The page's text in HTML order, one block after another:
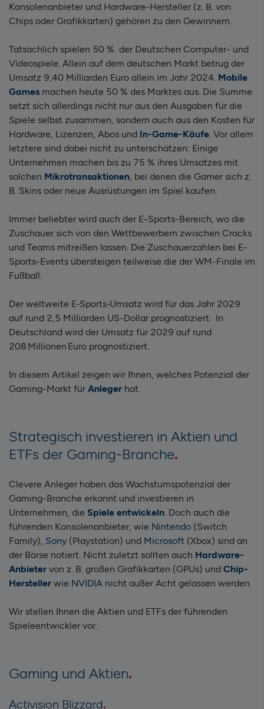
Konsolenanbieter und Hardware-Hersteller (z. B. von
Chips oder Grafikkarten) gehören zu den Gewinnern.
Tatsächlich spielen 50 % der Deutschen Computer- und
Videospiele. Allein auf dem deutschen Markt betrug der
Umsatz 9,40 Milliarden Euro allein im Jahr 2024. Mobile
Games machen heute 50 % des Marktes aus. Die Summe
setzt sich allerdings nicht nur aus den Ausgaben für die
Spiele selbst zusammen, sondern auch aus den Kosten für
Hardware, Lizenzen, Abos und In-Game-Käufe . Vor allem
letztere sind dabei nicht zu unterschätzen: Einige
Unternehmen machen bis zu 75 % ihres Umsatzes mit
solchen Mikrotransaktionen , bei denen die Gamer sich z.
B. Skins oder neue Ausrüstungen im Spiel kaufen.
Immer beliebter wird auch der E-Sports-Bereich, wo die
Zuschauer sich von den Wettbewerbern zwischen Cracks
und Teams mitreißen lassen. Die Zuschauerzahlen bei E-
Sports-Events übersteigen teilweise die der WM-Finale im
Fußball.
Der weltweite E‑Sports‑Umsatz wird für das Jahr 2029
auf rund 2,5 Milliarden US-Dollar prognostiziert. In
Deutschland wird der Umsatz für 2029 auf rund
208 Millionen Euro prognostiziert.
In diesem Artikel zeigen wir Ihnen, welches Potenzial der
Gaming-Markt für Anleger hat.
Strategisch investieren in Aktien und
ETFs der Gaming-Branche
Clevere Anleger haben das Wachstumspotenzial der
Gaming-Branche erkannt und investieren in
Unternehmen, die Spiele entwickeln . Doch auch die
führenden Konsolenanbieter, wie Nintendo (Switch
Family), Sony (Playstation) und Microsoft (Xbox) sind an
der Börse notiert. Nicht zuletzt sollten auch Hardware-
Anbieter von z. B. großen Grafikkarten (GPUs) und Chip-
Hersteller wie NVIDIA nicht außer Acht gelassen werden.
Wir stellen Ihnen die Aktien und ETFs der führenden
Spieleentwickler vor.
Gaming und Aktien
Activision Blizzard